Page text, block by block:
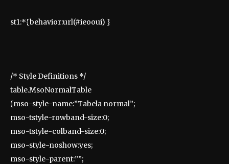
st1:*{behavior:url(#ieooui) }
/* Style Definitions */
table.MsoNormalTable
{mso-style-name:”Tabela normal”;
mso-tstyle-rowband-size:0;
mso-tstyle-colband-size:0;
mso-style-noshow:yes;
mso-style-parent:””;